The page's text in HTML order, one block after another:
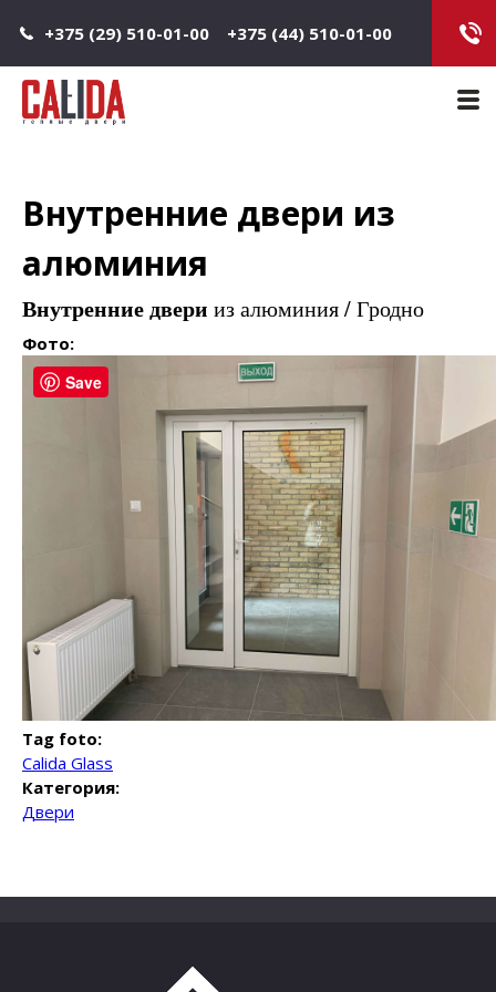
+375 (29) 510-01-00
+375 (44) 510-01-00
Внутренние двери из
алюминия
Внутренние двери из алюминия / Гродно
Фото:
Tag foto:
Calida Glass
Категория:
Двери
Save